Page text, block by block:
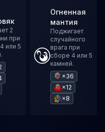
2
при
или 5
Огненная
мантия
Поджигает
случайного
врага при
сборе 4 или 5
камней.
×36
×12
×8